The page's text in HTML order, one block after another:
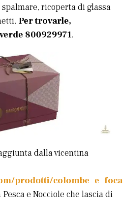
ricoperta di glassa
Per trovarle,
800929971.
dalla vicentina
prodotti/
e Nocciole che lascia di